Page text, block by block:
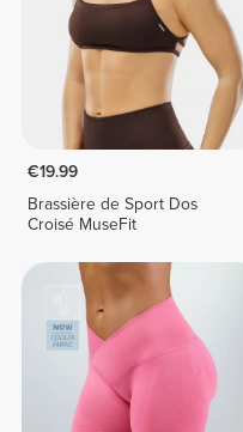
€19.99
Brassière de Sport Dos
Croisé MuseFit